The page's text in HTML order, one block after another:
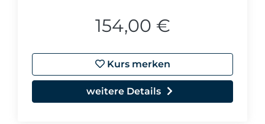
154,00 €
Kurs merken
weitere Details